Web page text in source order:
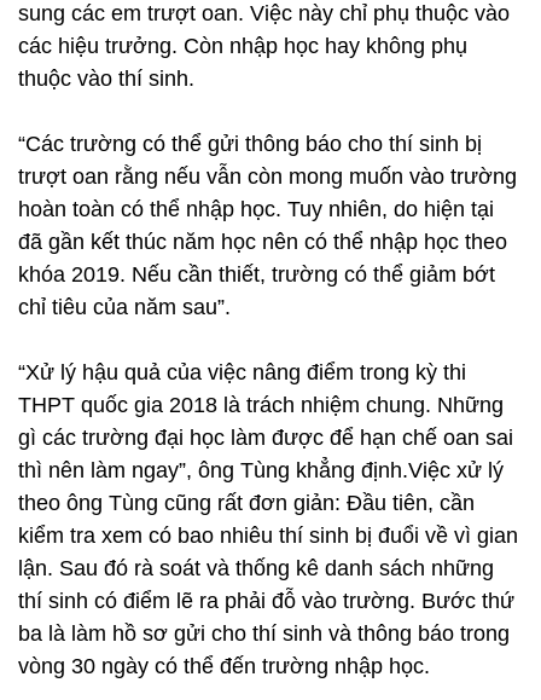
sung các em trượt oan. Việc này chỉ phụ thuộc vào
các hiệu trưởng. Còn nhập học hay không phụ
thuộc vào thí sinh.
“Các trường có thể gửi thông báo cho thí sinh bị
trượt oan rằng nếu vẫn còn mong muốn vào trường
hoàn toàn có thể nhập học. Tuy nhiên, do hiện tại
đã gần kết thúc năm học nên có thể nhập học theo
khóa 2019. Nếu cần thiết, trường có thể giảm bớt
chỉ tiêu của năm sau”.
“Xử lý hậu quả của việc nâng điểm trong kỳ thi
THPT quốc gia 2018 là trách nhiệm chung. Những
gì các trường đại học làm được để hạn chế oan sai
thì nên làm ngay”, ông Tùng khẳng định.Việc xử lý
theo ông Tùng cũng rất đơn giản: Đầu tiên, cần
kiểm tra xem có bao nhiêu thí sinh bị đuổi về vì gian
lận. Sau đó rà soát và thống kê danh sách những
thí sinh có điểm lẽ ra phải đỗ vào trường. Bước thứ
ba là làm hồ sơ gửi cho thí sinh và thông báo trong
vòng 30 ngày có thể đến trường nhập học.